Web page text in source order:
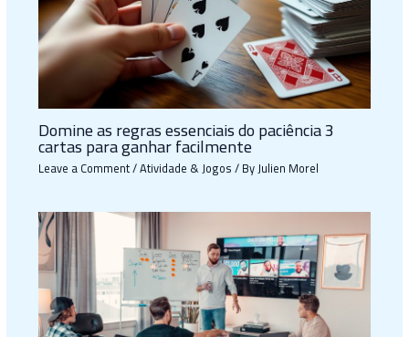
Domine as regras essenciais do paciência 3
cartas para ganhar facilmente
Leave a Comment/Atividade & Jogos/ ByJulien Morel